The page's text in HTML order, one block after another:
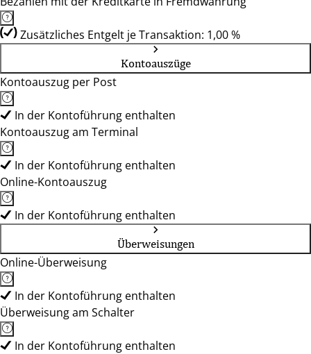
Zusätzliches Entgelt je Transaktion: 1,00 %
Kontoauszüge
Kontoauszug per Post
In der Kontoführung enthalten
Kontoauszug am Terminal
In der Kontoführung enthalten
Online-Kontoauszug
In der Kontoführung enthalten
Überweisungen
Online-Überweisung
In der Kontoführung enthalten
Überweisung am Schalter
In der Kontoführung enthalten